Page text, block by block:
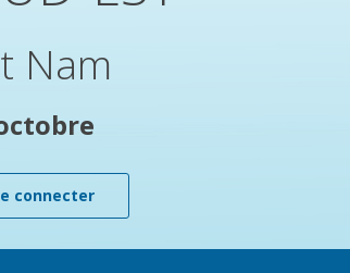
Nam
connecter